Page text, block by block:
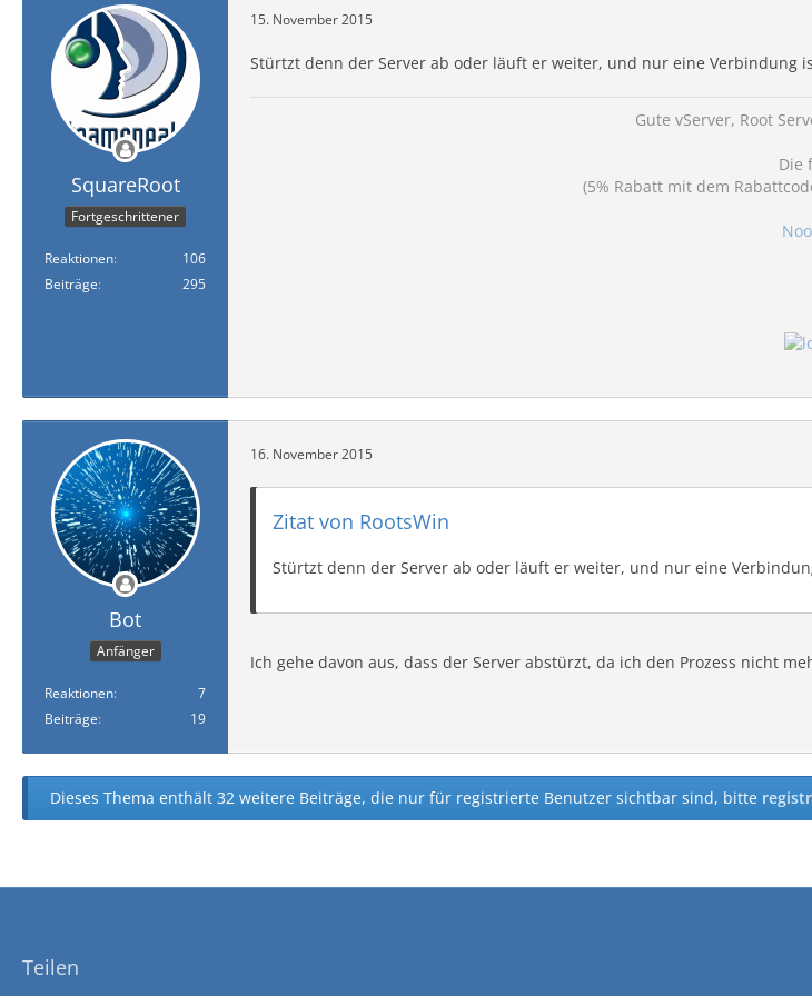
SquareRoot
Fortgeschrittener
Reaktionen
106
Beiträge
295
15. November 2015
Stürtzt denn der Server ab oder läuft er weiter, und nur eine Verbindung
Gute vServer, Root
Die
(5% Rabatt mit dem
Bot
Anfänger
Reaktionen
7
Beiträge
19
16. November 2015
Zitat von RootsWin
Stürtzt denn der Server ab oder läuft er weiter, und nur eine
Ich gehe davon aus, dass der Server abstürzt, da ich den Prozess nicht
Dieses Thema enthält 32 weitere Beiträge, die nur für registrierte Benutzer sichtbar sind, bitte
Teilen